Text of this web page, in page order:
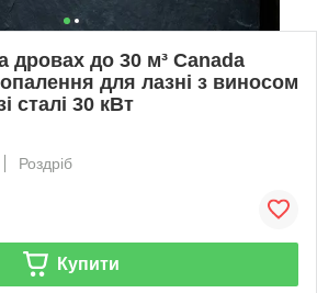
дровах до 30 м³ Canada
для лазні з виносом
сталі 30 кВт
Роздріб
Купити